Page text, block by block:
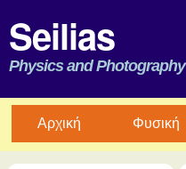
Seilias
Physics and Photography
Aρχική Φυσική